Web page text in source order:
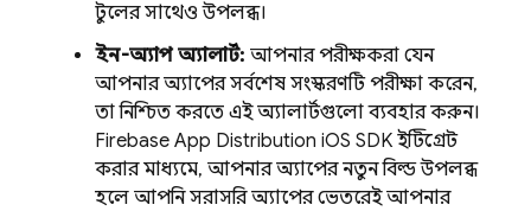
টুলের সাথেও উপলব্ধ।
ইন-অ্যাপ অ্যালার্ট: আপনার পরীক্ষকরা যেন
আপনার অ্যাপের সর্বশেষ সংস্করণটি পরীক্ষা করেন,
তা নিশ্চিত করতে এই অ্যালার্টগুলো ব্যবহার করুন।
Firebase App Distribution iOS SDK ইন্টিগ্রেট
করার মাধ্যমে, আপনার অ্যাপের নতুন বিল্ড উপলব্ধ
হলে আপনি সরাসরি অ্যাপের ভেতরেই আপনার